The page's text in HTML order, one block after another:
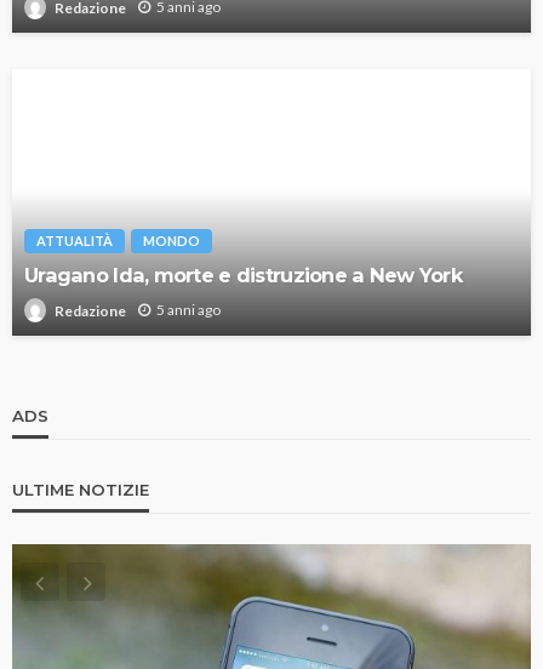
Redazione 5 anni ago
ATTUALITÀ MONDO
Uragano Ida, morte e distruzione a New York
Redazione 5 anni ago
ADS
ULTIME NOTIZIE